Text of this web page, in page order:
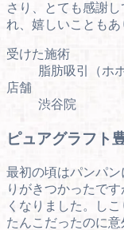
さり、とても感謝
れ、嬉しいこともあ
受けた施術
脂肪吸引（ホ
店舗
渋谷院
ピュアグラフト
最初の頃はパンパ
りがきつかったで
くなりました。し
たんこだったのに